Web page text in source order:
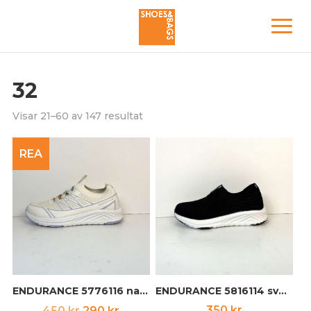
32
Visar 21–60 av 147 resultat
REA
ENDURANCE 5776116 naturvit/lila ENDURANCE 5816114 svart